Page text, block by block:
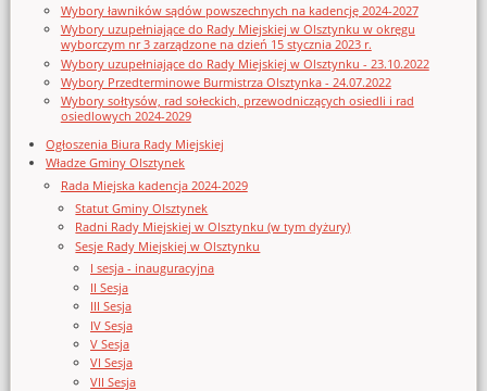
Wybory ławników sądów powszechnych na kadencję 2024-2027
Wybory uzupełniające do Rady Miejskiej w Olsztynku w okręgu
wyborczym nr 3 zarządzone na dzień 15 stycznia 2023 r.
Wybory uzupełniające do Rady Miejskiej w Olsztynku - 23.10.2022
Wybory Przedterminowe Burmistrza Olsztynka - 24.07.2022
Wybory sołtysów, rad sołeckich, przewodniczących osiedli i rad
osiedlowych 2024-2029
Ogłoszenia Biura Rady Miejskiej
Władze Gminy Olsztynek
Rada Miejska kadencja 2024-2029
Statut Gminy Olsztynek
Radni Rady Miejskiej w Olsztynku (w tym dyżury)
Sesje Rady Miejskiej w Olsztynku
I sesja - inauguracyjna
II Sesja
III Sesja
IV Sesja
V Sesja
VI Sesja
VII Sesja